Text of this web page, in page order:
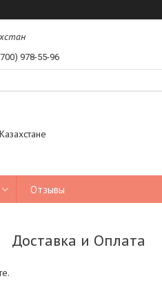
978-55-96
Отзывы
Доставка и Оплата